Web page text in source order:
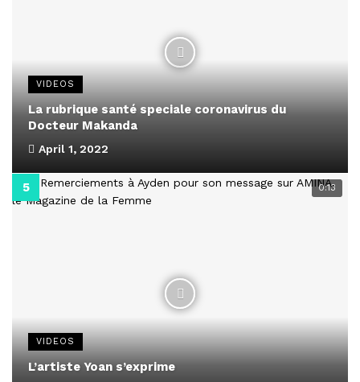
VIDEOS
La rubrique santé speciale coronavirus du
Docteur Makanda
April 1, 2022
0:13
VIDEOS
L’artiste Yoan s’exprime